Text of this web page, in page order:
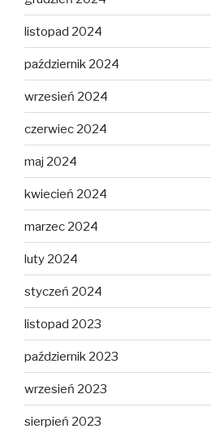
listopad 2024
październik 2024
wrzesień 2024
czerwiec 2024
maj 2024
kwiecień 2024
marzec 2024
luty 2024
styczeń 2024
listopad 2023
październik 2023
wrzesień 2023
sierpień 2023